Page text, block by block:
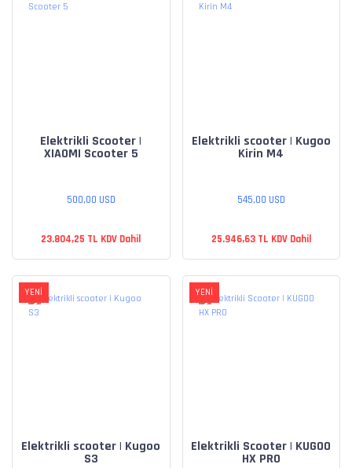
Elektrikli Scooter |
XIAOMI Scooter 5
500,00 USD
23.804,25 TL KDV Dahil
Elektrikli scooter | Kugoo
Kirin M4
545,00 USD
25.946,63 TL KDV Dahil
YENİ
Elektrikli scooter | Kugoo
S3
YENİ
Elektrikli Scooter | KUGOO
HX PRO